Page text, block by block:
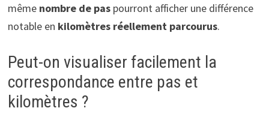
même nombre de paspourront afficher une différence
notable en kilomètres réellement parcourus.
Peut-on visualiser facilement la
correspondance entre pas et
kilomètres ?